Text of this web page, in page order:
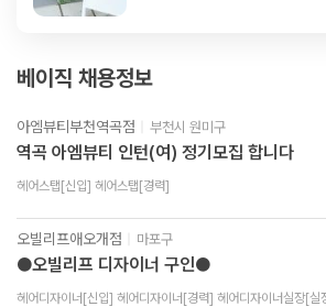
베이직 채용정보
아엠뷰티부천역곡점 부천시 원미구
역곡 아엠뷰티 인턴(여) 정기모집 합니다
헤어스탭[신입] 헤어스탭[경력]
오빌리프애오개점 마포구
●오빌리프 디자이너 구인●